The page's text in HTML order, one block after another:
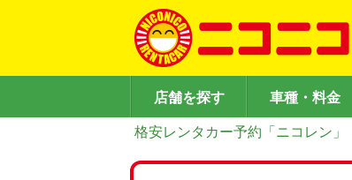
店舗を探す 車種・料金
格安レンタカー予約「ニコレン」